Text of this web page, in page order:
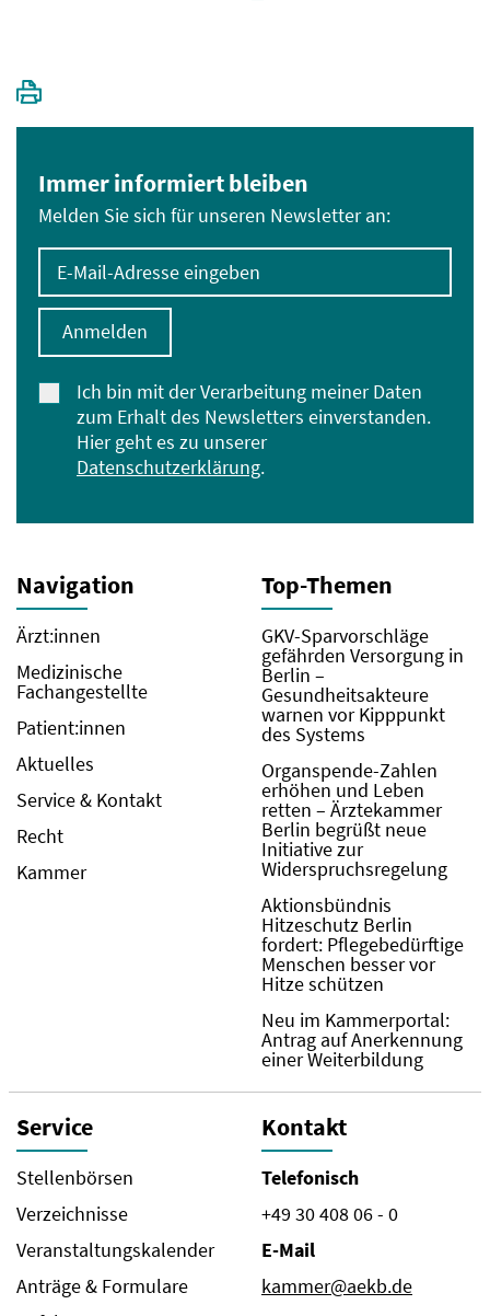
Immer informiert bleiben
Melden Sie sich für unseren Newsletter an:
E-Mail-Adresse eingeben
Ich bin mit der Verarbeitung meiner Daten
zum Erhalt des Newsletters einverstanden.
Hier geht es zu unserer
Datenschutzerklärung.
Anmelden
Navigation
Ärzt:innen
Medizinische
Fachangestellte
Patient:innen
Aktuelles
Service & Kontakt
Recht
Kammer
Top-Themen
GKV-Sparvorschläge
gefährden Versorgung in
Berlin –
Gesundheitsakteure
warnen vor Kipppunkt
des Systems
Organspende-Zahlen
erhöhen und Leben
retten – Ärztekammer
Berlin begrüßt neue
Initiative zur
Widerspruchsregelung
Aktionsbündnis
Hitzeschutz Berlin
fordert: Pflegebedürftige
Menschen besser vor
Hitze schützen
Neu im Kammerportal:
Antrag auf Anerkennung
einer Weiterbildung
Service
Stellenbörsen
Verzeichnisse
Veranstaltungskalender
Anträge & Formulare
Kontakt
Telefonisch
+49 30 408 06 - 0
E-Mail
kammer@aekb.de